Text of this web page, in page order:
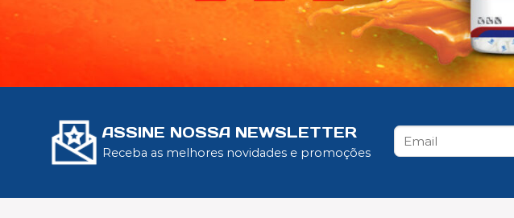
ASSINE NOSSA NEWSLETTER
Receba as melhores novidades e promoções